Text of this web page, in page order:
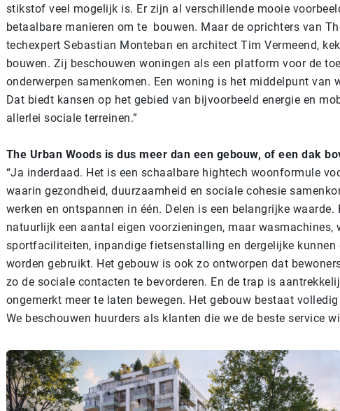
stikstof veel mogelijk is. Er zijn al verschillende mooie
betaalbare manieren om te bouwen. Maar de oprichters van
techexpert Sebastian Monteban en architect Tim Vermeend,
bouwen. Zij beschouwen woningen als een platform voor de
onderwerpen samenkomen. Een woning is het middelpunt van
Dat biedt kansen op het gebied van bijvoorbeeld energie en
allerlei sociale terreinen.”
The Urban Woods is dus meer dan een gebouw, of een dak
“Ja inderdaad. Het is een schaalbare hightech woonformule
waarin gezondheid, duurzaamheid en sociale cohesie
werken en ontspannen in één. Delen is een belangrijke waarde.
natuurlijk een aantal eigen voorzieningen, maar wasmachines,
sportfaciliteiten, inpandige fietsenstalling en dergelijke kunnen
worden gebruikt. Het gebouw is ook zo ontworpen dat
zo de sociale contacten te bevorderen. En de trap is
ongemerkt meer te laten bewegen. Het gebouw bestaat
We beschouwen huurders als klanten die we de beste service